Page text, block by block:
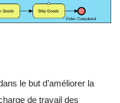
le but d’améliorer la
de travail des